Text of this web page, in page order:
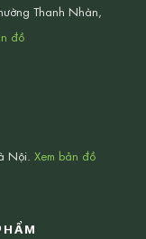
Thanh Nhàn,
đồ
Nội. Xem bản đồ